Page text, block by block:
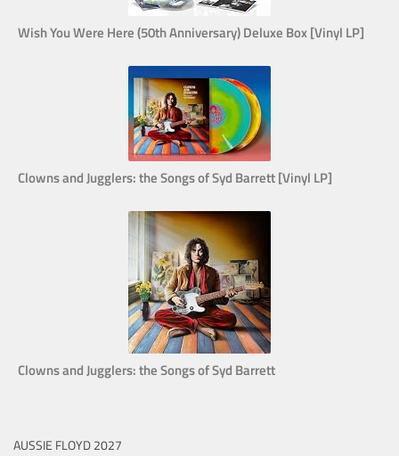
Wish You Were Here (50th Anniversary) Deluxe Box [Vinyl LP]
Clowns and Jugglers: the Songs of Syd Barrett [Vinyl LP]
Clowns and Jugglers: the Songs of Syd Barrett
AUSSIE FLOYD 2027